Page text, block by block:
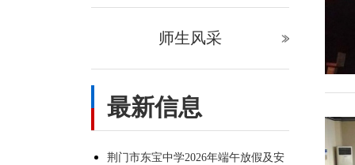
师生风采
最新信息
荆门市东宝中学2026年端午放假及安